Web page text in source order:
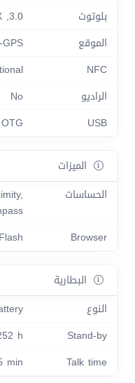
بلوتوث
3.0, A2DP, aptX
الموقع
NFC
الراديو
No
USB
الميزات
الحساسات
Browser
البطارية
النوع
Stand-by
h
Talk time
min